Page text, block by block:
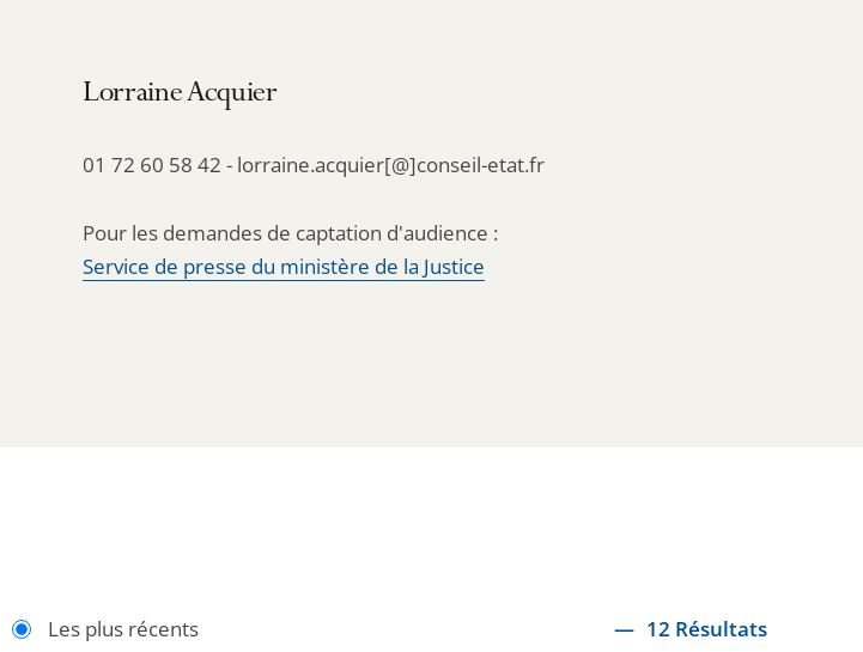
Lorraine Acquier
01 72 60 58 42 - lorraine.acquier[@]conseil-etat.fr
Pour les demandes de captation d'audience :
Service de presse du ministère de la Justice
Les plus récents 12 Résultats